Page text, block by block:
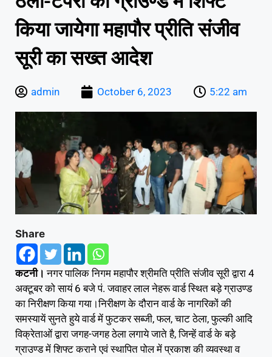
किया जायेगा महापौर प्रीति संजीव
सूरी का सख्त आदेश
admin October 6, 2023 5:22 am
Share
कटनी। नगर पालिक निगम महापौर श्रीमति प्रीति संजीव सूरी द्वारा 4
अक्टूबर को सायं 6 बजे पं. जवाहर लाल नेहरू वार्ड स्थित बड़े ग्राउण्ड
का निरीक्षण किया गया।निरीक्षण के दौरान वार्ड के नागरिकों की
समस्यायें सुनते हुये वार्ड में फुटकर सब्जी, फल, चाट ठेला, फुल्की आदि
विक्रेताओं द्वारा जगह-जगह ठेला लगाये जाते है, जिन्हें वार्ड के बड़े
ग्राउण्ड में शिफ्ट कराने एवं स्थापित पोल में प्रकाश की व्यवस्था व